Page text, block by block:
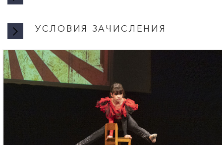
УСЛОВИЯ ЗАЧИСЛЕНИЯ
Запись
19:00 в кабинете